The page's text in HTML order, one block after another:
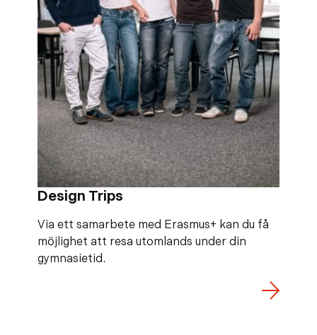
Design Trips
Via ett samarbete med Erasmus+ kan du få
möjlighet att resa utomlands under din
gymnasietid.